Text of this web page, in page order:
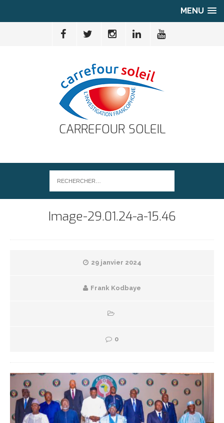
MENU
CARREFOUR SOLEIL
Image-29.01.24-a-15.46
29 janvier 2024
Frank Kodbaye
0